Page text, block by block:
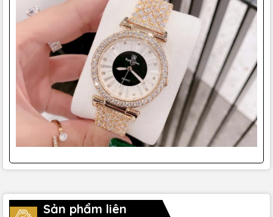
Sản phẩm liên